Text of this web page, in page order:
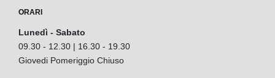
ORARI
Lunedì - Sabato
09.30 - 12.30 | 16.30 - 19.30
Giovedi Pomeriggio Chiuso